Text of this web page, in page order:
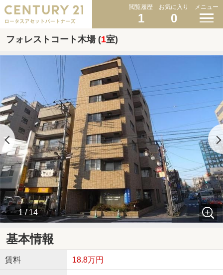
閲覧履歴
1
お気に入り
0
メニュー
フォレストコート木場 (1室)
1 / 14
基本情報
賃料 18.8万円